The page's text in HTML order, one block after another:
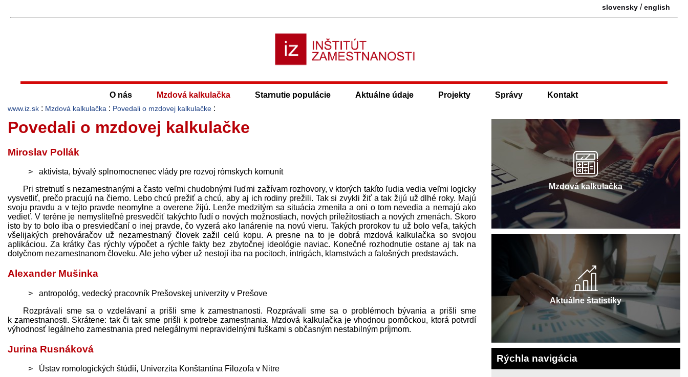
slovensky /english
O nás Mzdová kalkulačka Starnutie populácie Aktuálne údaje Projekty Správy Kontakt
www.iz.sk : Mzdová kalkulačka : Povedali o mzdovej kalkulačke :
Povedali o mzdovej kalkulačke
Miroslav Pollák
aktivista, bývalý splnomocnenec vlády pre rozvoj rómskych komunít
Pri stretnutí s nezamestnanými a často veľmi chudobnými ľuďmi zažívam rozhovory, v ktorých takíto ľudia vedia veľmi logicky
vysvetliť, prečo pracujú na čierno. Lebo chcú prežiť a chcú, aby aj ich rodiny prežili. Tak si zvykli žiť a tak žijú už dlhé roky. Majú
svoju pravdu a v tejto pravde neomylne a overene žijú. Lenže medzitým sa situácia zmenila a oni o tom nevedia a nemajú ako
vedieť. V teréne je nemysliteľné presvedčiť takýchto ľudí o nových možnostiach, nových príležitostiach a nových zmenách. Skoro
isto by to bolo iba o presviedčaní o inej pravde, čo vyzerá ako lanárenie na novú vieru. Takých prorokov tu už bolo veľa, takých
všelijakých prehováračov už nezamestnaný človek zažil celú kopu. A presne na to je dobrá mzdová kalkulačka so svojou
aplikáciou. Za krátky čas rýchly výpočet a rýchle fakty bez zbytočnej ideológie naviac. Konečné rozhodnutie ostane aj tak na
dotyčnom nezamestnanom človeku. Ale jeho výber už nestojí iba na pocitoch, intrigách, klamstvách a falošných pred­stavách.
Alexander Mušinka
antropológ, vedecký pracovník Prešovskej univerzity v Prešove
Rozprávali sme sa o vzdelávaní a prišli sme k zamestnanosti. Rozprávali sme sa o problémoch bývania a prišli sme
k zamestnanosti. Skrátene: tak či tak sme prišli k potrebe zamestnania. Mzdová kalkulačka je vhodnou pomôckou, ktorá potvrdí
výhodnosť legálneho zamestnania pred nelegálnymi nepravidelnými fuškami s občasným nestabilným príjmom.
Jurina Rusnáková
Ústav romologických štúdií, Univerzita Konštantína Filozofa v Nitre
Mzdová kalkulačka
Aktuálne štatistiky
Rýchla navigácia